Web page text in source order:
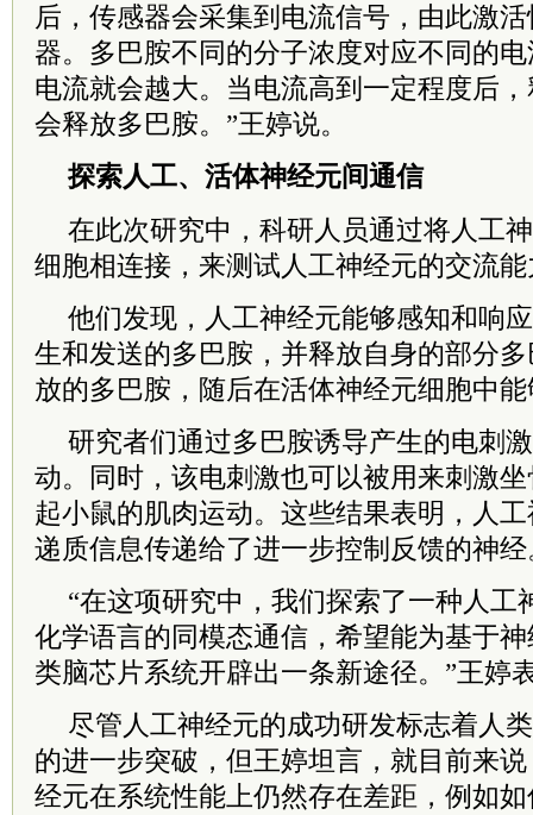
后，传感器会采集到电流信号，由此激
器。多巴胺不同的分子浓度对应不同的
电流就会越大。当电流高到一定程度后
会释放多巴胺。”王婷说。
探索人工、活体神经元间通信
在此次研究中，科研人员通过将人工
细胞相连接，来测试人工神经元的交流
他们发现，人工神经元能够感知和响
生和发送的多巴胺，并释放自身的部分
放的多巴胺，随后在活体神经元细胞中
研究者们通过多巴胺诱导产生的电刺
动。同时，该电刺激也可以被用来刺激
起小鼠的肌肉运动。这些结果表明，人
递质信息传递给了进一步控制反馈的神经
“在这项研究中，我们探索了一种人工
化学语言的同模态通信，希望能为基于
类脑芯片系统开辟出一条新途径。”王婷
尽管人工神经元的成功研发标志着人
的进一步突破，但王婷坦言，就目前来
经元在系统性能上仍然存在差距，例如